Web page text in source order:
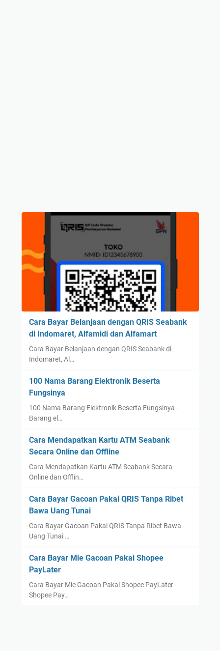
Cara Bayar Belanjaan dengan QRIS Seabank
di Indomaret, Alfamidi dan Alfamart
Cara Bayar Belanjaan dengan QRIS Seabank di
Indomaret, Al…
100 Nama Barang Elektronik Beserta
Fungsinya
100 Nama Barang Elektronik Beserta Fungsinya -
Barang el…
Cara Mendapatkan Kartu ATM Seabank
Secara Online dan Offline
Cara Mendapatkan Kartu ATM Seabank Secara
Online dan Offlin…
Cara Bayar Gacoan Pakai QRIS Tanpa Ribet
Bawa Uang Tunai
Cara Bayar Gacoan Pakai QRIS Tanpa Ribet Bawa
Uang Tunai …
Cara Bayar Mie Gacoan Pakai Shopee
PayLater
Cara Bayar Mie Gacoan Pakai Shopee PayLater -
Shopee Pay…